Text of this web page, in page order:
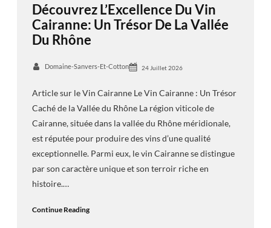
Découvrez L’Excellence Du Vin
Cairanne: Un Trésor De La Vallée
Du Rhône
Domaine-Sanvers-Et-Cotton 24 Juillet 2026
Article sur le Vin Cairanne Le Vin Cairanne : Un Trésor
Caché de la Vallée du Rhône La région viticole de
Cairanne, située dans la vallée du Rhône méridionale,
est réputée pour produire des vins d’une qualité
exceptionnelle. Parmi eux, le vin Cairanne se distingue
par son caractère unique et son terroir riche en
histoire.…
Continue Reading